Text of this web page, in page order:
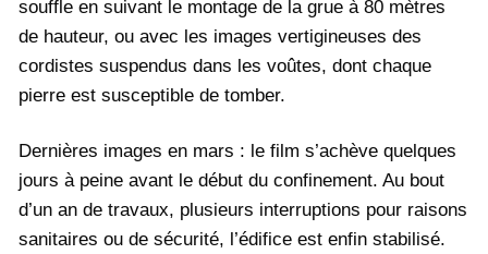
souffle en suivant le montage de la grue à 80 mètres
de hauteur, ou avec les images vertigineuses des
cordistes suspendus dans les voûtes, dont chaque
pierre est susceptible de tomber.
Dernières images en mars : le film s’achève quelques
jours à peine avant le début du confinement. Au bout
d’un an de travaux, plusieurs interruptions pour raisons
sanitaires ou de sécurité, l’édifice est enfin stabilisé.